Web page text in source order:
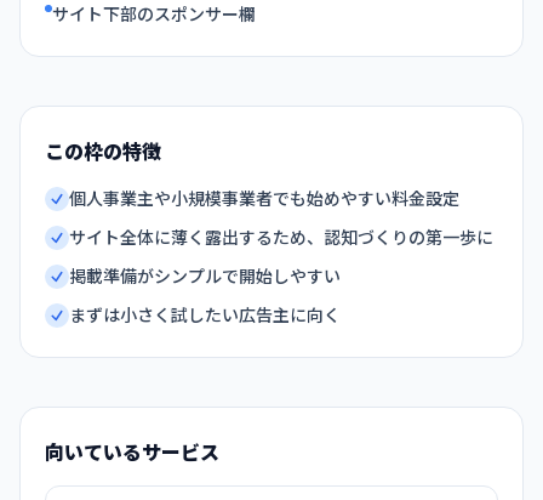
サイト下部のスポンサー欄
この枠の特徴
個人事業主や小規模事業者でも始めやすい料金設定
サイト全体に薄く露出するため、認知づくりの第一歩に
掲載準備がシンプルで開始しやすい
まずは小さく試したい広告主に向く
向いているサービス